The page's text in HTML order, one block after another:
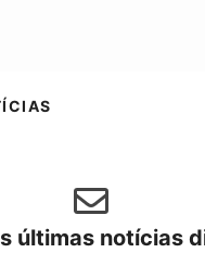
últimas notícias